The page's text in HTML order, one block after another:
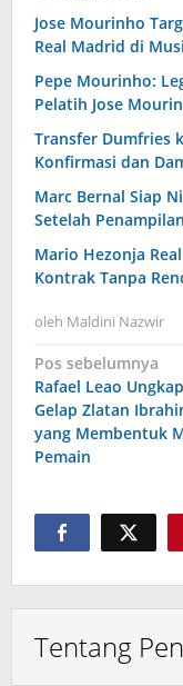
Jose Mourinho
Real Madrid di
Pepe Mourinho:
Pelatih Jose
Transfer Dumfries
Konfirmasi dan
Marc Bernal Siap
Setelah
Mario Hezonja
Kontrak Tanpa
oleh Maldini Nazwir
Navigasi
pos
Pos sebelumnya
Rafael Leao
Gelap Zlatan
yang Membentuk
Pemain
Tentang